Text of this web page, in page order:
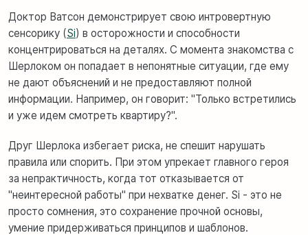
Доктор Ватсон демонстрирует свою интровертную
сенсорику (Si) в осторожности и способности
концентрироваться на деталях. С момента знакомства с
Шерлоком он попадает в непонятные ситуации, где ему
не дают объяснений и не предоставляют полной
информации. Например, он говорит: "Только встретились
и уже идем смотреть квартиру?".
Друг Шерлока избегает риска, не спешит нарушать
правила или спорить. При этом упрекает главного героя
за непрактичность, когда тот отказывается от
"неинтересной работы" при нехватке денег. Si - это не
просто сомнения, это сохранение прочной основы,
умение придерживаться принципов и шаблонов.